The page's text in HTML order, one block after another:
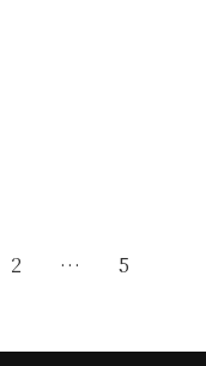
2 … 5